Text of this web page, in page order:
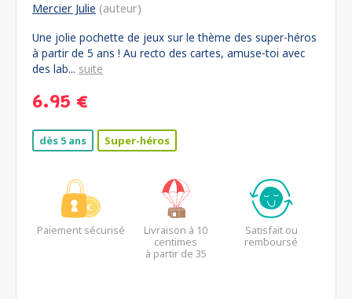
Mercier Julie (auteur)
Une jolie pochette de jeux sur le thème des super-héros
à partir de 5 ans ! Au recto des cartes, amuse-toi avec
des lab... suite
6.95 €
dès 5 ans Super-héros
Paiement sécurisé
Livraison à 10
centimes
à partir de 35
Satisfait ou
remboursé